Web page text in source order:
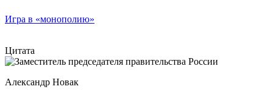
Игра в «монополию»
Цитата
Александр Новак